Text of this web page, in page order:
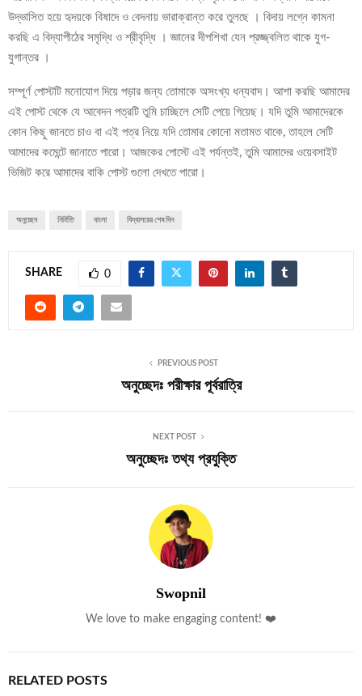
উদ্ভাসিত হয়ে হৃদয়কে বিষাদে ও বেদনায় ভারাক্রান্ত করে তুলছে । বিদায় লগ্নে কামনা
করছি এ বিদ্যাপীঠের সমৃদ্ধি ও শ্রীবৃদ্ধি । জ্ঞানের দীপশিখা যেন প্রজ্জ্বলিত থাকে যুগ-
যুগান্তর ।
সম্পূর্ণ পোস্টটি মনোযোগ দিয়ে পড়ার জন্য তোমাকে অসংখ্য ধন্যবাদ। আশা করছি আমাদের
এই পোস্ট থেকে যে আবেদন পত্রটি তুমি চাচ্ছিলে সেটি পেয়ে গিয়েছ। যদি তুমি আমাদেরকে
কোন কিছু জানতে চাও বা এই পত্র নিয়ে যদি তোমার কোনো মতামত থাকে, তাহলে সেটি
আমাদের কমেন্টে জানাতে পারো। আজকের পোস্টে এই পর্যন্তই, তুমি আমাদের ওয়েবসাইট
ভিজিট করে আমাদের বাকি পোস্ট গুলো দেখতে পারো।
অনুচ্ছেদ নির্মিতি বাংলা বিদ্যালয়ের শেষ দিন
SHARE 0
PREVIOUS POST
অনুচ্ছেদঃ পরীক্ষার পূর্বরাত্রি
NEXT POST
অনুচ্ছেদঃ তথ্য প্রযুক্তি
Swopnil
We love to make engaging content! ❤️
RELATED POSTS